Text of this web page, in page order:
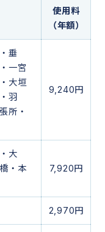
使用料
（年額）
垂
一宮
大垣
羽
所・
9,240円
大
・本
7,920円
2,970円